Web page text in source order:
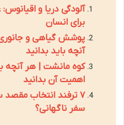
آلودگی دریا و
برای انسان
پوشش گیاهی و
آنچه باید بدانید
کوه مانشت | هر آنچه
اهمیت آن بدانید
۷ ترفند انتخاب مقصد
سفر ناگهانی؟